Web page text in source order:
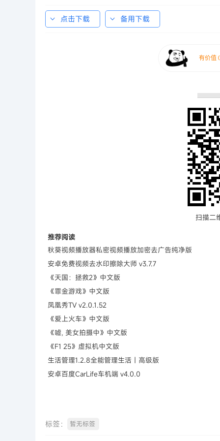
点击下载 备用下载
扫描二
推荐阅读
秋葵视频播放器私密视频播放加密去广告纯净版
安卓免费视频去水印擦除大师 v3.7.7
《天国：拯救2》中文版
《罪金游戏》中文版
凤凰秀TV v2.0.1.52
《爱上火车》中文版
《嘘, 美女拍摄中》中文版
《F1 25》虚拟机中文版
生活管理1.2.8全能管理生活｜高级版
安卓百度CarLife车机端 v4.0.0
标签： 暂无标签